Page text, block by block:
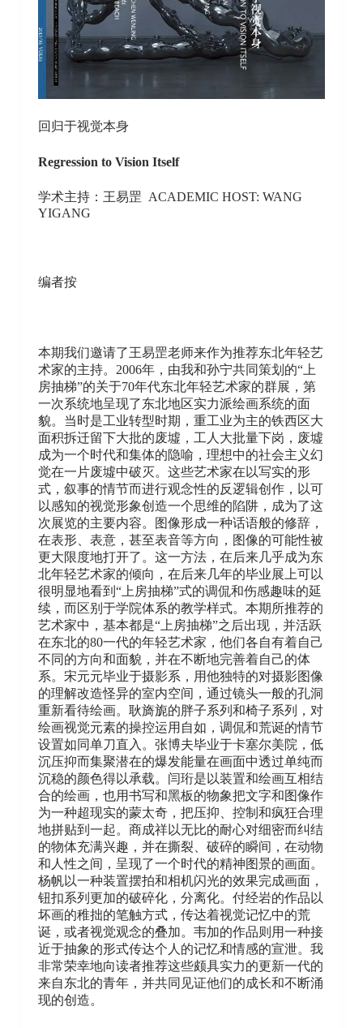
回归于视觉本身
Regression to Vision Itself
学术主持：王易罡 ACADEMIC HOST: WANG
YIGANG
编者按
本期我们邀请了王易罡老师来作为推荐东北年轻艺
术家的主持。2006年，由我和孙宁共同策划的“上
房抽梯”的关于70年代东北年轻艺术家的群展，第
一次系统地呈现了东北地区实力派绘画系统的面
貌。当时是工业转型时期，重工业为主的铁西区大
面积拆迁留下大批的废墟，工人大批量下岗，废墟
成为一个时代和集体的隐喻，理想中的社会主义幻
觉在一片废墟中破灭。这些艺术家在以写实的形
式，叙事的情节而进行观念性的反逻辑创作，以可
以感知的视觉形象创造一个思维的陷阱，成为了这
次展览的主要内容。图像形成一种话语般的修辞，
在表形、表意，甚至表音等方向，图像的可能性被
更大限度地打开了。这一方法，在后来几乎成为东
北年轻艺术家的倾向，在后来几年的毕业展上可以
很明显地看到“上房抽梯”式的调侃和伤感趣味的延
续，而区别于学院体系的教学样式。本期所推荐的
艺术家中，基本都是“上房抽梯”之后出现，并活跃
在东北的80一代的年轻艺术家，他们各自有着自己
不同的方向和面貌，并在不断地完善着自己的体
系。宋元元毕业于摄影系，用他独特的对摄影图像
的理解改造怪异的室内空间，通过镜头一般的孔洞
重新看待绘画。耿旖旎的胖子系列和椅子系列，对
绘画视觉元素的操控运用自如，调侃和荒诞的情节
设置如同单刀直入。张博夫毕业于卡塞尔美院，低
沉压抑而集聚潜在的爆发能量在画面中透过单纯而
沉稳的颜色得以承载。闫珩是以装置和绘画互相结
合的绘画，也用书写和黑板的物象把文字和图像作
为一种超现实的蒙太奇，把压抑、控制和疯狂合理
地拼贴到一起。商成祥以无比的耐心对细密而纠结
的物体充满兴趣，并在撕裂、破碎的瞬间，在动物
和人性之间，呈现了一个时代的精神图景的画面。
杨帆以一种装置摆拍和相机闪光的效果完成画面，
钮扣系列更加的破碎化，分离化。付经岩的作品以
坏画的稚拙的笔触方式，传达着视觉记忆中的荒
诞，或者视觉观念的叠加。韦加的作品则用一种接
近于抽象的形式传达个人的记忆和情感的宣泄。我
非常荣幸地向读者推荐这些颇具实力的更新一代的
来自东北的青年，并共同见证他们的成长和不断涌
现的创造。